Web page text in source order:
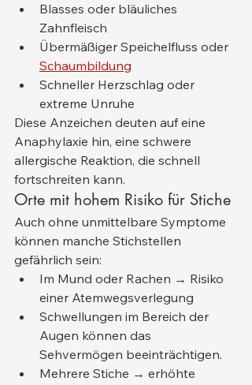
Blasses oder bläuliches
Zahnfleisch
Übermäßiger Speichelfluss oder
Schaumbildung
Schneller Herzschlag oder
extreme Unruhe
Diese Anzeichen deuten auf eine
Anaphylaxie hin, eine schwere
allergische Reaktion, die schnell
fortschreiten kann.
Orte mit hohem Risiko für Stiche
Auch ohne unmittelbare Symptome
können manche Stichstellen
gefährlich sein:
Im Mund oder Rachen → Risiko
einer Atemwegsverlegung
Schwellungen im Bereich der
Augen können das
Sehvermögen beeinträchtigen.
Mehrere Stiche → erhöhte